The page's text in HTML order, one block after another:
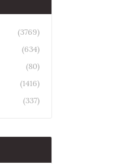
(3769)
(634)
(80)
(1416)
(337)